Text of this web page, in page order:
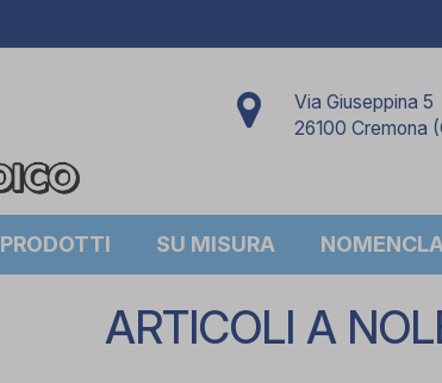
Via Giuseppina 5
26100 Cremona
PRODOTTI SU MISURA
ARTICOLI A